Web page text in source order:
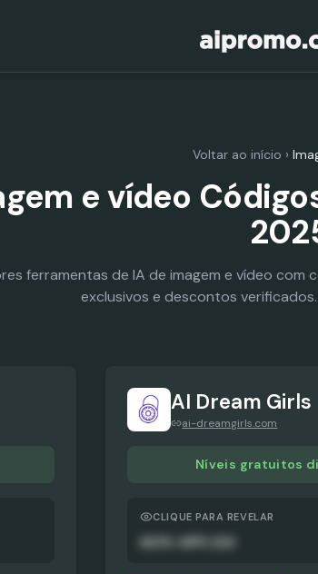
Voltar ao início ›
e vídeo
ferramentas de IA de imagem e vídeo com
exclusivos e descontos verificados.
AI Dream Girls
ai-dreamgirls.com
Níveis gratuitos
CLIQUE PARA REVELAR